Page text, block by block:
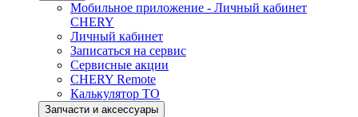
Мобильное приложение - Личный кабинет
CHERY
Личный кабинет
Записаться на сервис
Сервисные акции
CHERY Remote
Калькулятор ТО
Запчасти и аксессуары